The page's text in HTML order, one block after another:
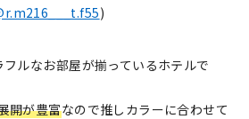
)
ルなお部屋が揃っているホテルで
開が豊富なので推しカラーに合わせて